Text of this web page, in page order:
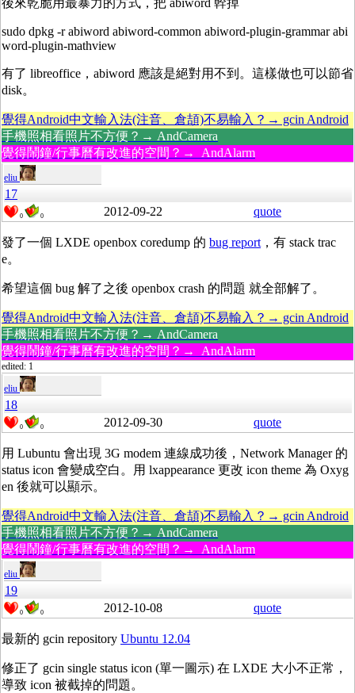
後來乾脆用最暴力的方式，把 abiword 幹掉
sudo dpkg -r abiword abiword-common abiword-plugin-grammar abi
word-plugin-mathview
有了 libreoffice，abiword 應該是絕對用不到。這樣做也可以節省
disk。
覺得Android中文輸入法(注音、倉頡)不易輸入？→ gcin Android
手機照相看照片不方便？→ AndCamera
覺得鬧鐘/行事曆有改進的空間？→ AndAlarm
eliu
17
0 0 2012-09-22 quote
發了一個 LXDE openbox coredump 的 bug report，有 stack trac
e。
希望這個 bug 解了之後 openbox crash 的問題 就全部解了。
覺得Android中文輸入法(注音、倉頡)不易輸入？→ gcin Android
手機照相看照片不方便？→ AndCamera
覺得鬧鐘/行事曆有改進的空間？→ AndAlarm
edited: 1
eliu
18
0 0 2012-09-30 quote
用 Lubuntu 會出現 3G modem 連線成功後，Network Manager 的
status icon 會變成空白。用 lxappearance 更改 icon theme 為 Oxyg
en 後就可以顯示。
覺得Android中文輸入法(注音、倉頡)不易輸入？→ gcin Android
手機照相看照片不方便？→ AndCamera
覺得鬧鐘/行事曆有改進的空間？→ AndAlarm
eliu
19
0 0 2012-10-08 quote
最新的 gcin repository Ubuntu 12.04
修正了 gcin single status icon (單一圖示) 在 LXDE 大小不正常，
導致 icon 被截掉的問題。